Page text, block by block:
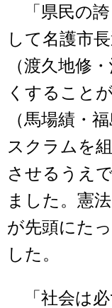
「県民の誇
して名護市
（渡久地修
くすること
（馬場績・
スクラムを
させるうえ
ました。憲
が先頭にた
した。
「社会は必